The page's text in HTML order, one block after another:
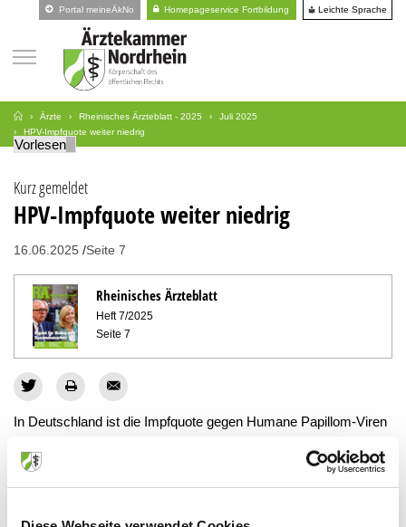
Portal meineÄkNo Homepageservice Fortbildung Leichte Sprache
Ärzte Rheinisches Ärzteblatt - 2025
Juli 2025
HPV-Impfquote weiter niedrig
Vorlesen
Kurz gemeldet
HPV-Impfquote weiter niedrig
16.06.2025 Seite 7
Rheinisches Ärzteblatt
Heft 7/2025
Seite 7
In Deutschland ist die Impfquote gegen Humane Papillom-Viren
zeigt, dass im dritten Quartal 2024 bundesweit nur 49,5 Prozent
der 15-jährigen Mädchen gegen HPV geimpft waren; die